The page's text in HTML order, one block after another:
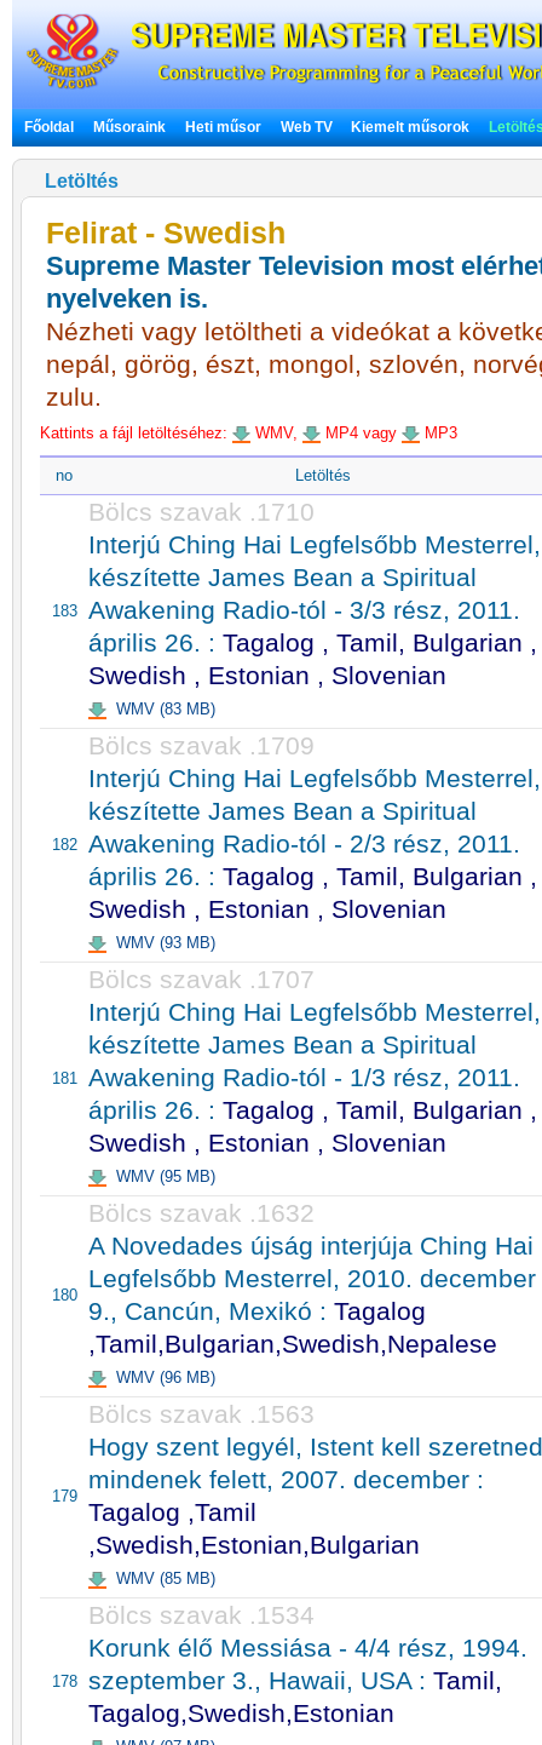
Főoldal Műsoraink Heti műsor Web TV Kiemelt műsorok
Letöltés
Felirat - Swedish
Supreme Master Television most
nyelveken is.
Nézheti vagy letöltheti a videókat a
nepál, görög, észt, mongol, szlovén,
zulu.
Kattints a fájl letöltéséhez: WMV, MP4 vagy MP3
no Letöltés
183
Bölcs szavak .1710
Interjú Ching Hai Legfelsőbb Mesterrel,
készítette James Bean a Spiritual
Awakening Radio-tól - 3/3 rész, 2011.
április 26. : Tagalog , Tamil, Bulgarian ,
Swedish , Estonian , Slovenian
WMV (83 MB)
182
Bölcs szavak .1709
Interjú Ching Hai Legfelsőbb Mesterrel,
készítette James Bean a Spiritual
Awakening Radio-tól - 2/3 rész, 2011.
április 26. : Tagalog , Tamil, Bulgarian ,
Swedish , Estonian , Slovenian
WMV (93 MB)
181
Bölcs szavak .1707
Interjú Ching Hai Legfelsőbb Mesterrel,
készítette James Bean a Spiritual
Awakening Radio-tól - 1/3 rész, 2011.
április 26. : Tagalog , Tamil, Bulgarian ,
Swedish , Estonian , Slovenian
WMV (95 MB)
180
Bölcs szavak .1632
A Novedades újság interjúja Ching Hai
Legfelsőbb Mesterrel, 2010. december
9., Cancún, Mexikó : Tagalog
,Tamil,Bulgarian,Swedish,Nepalese
WMV (96 MB)
179
Bölcs szavak .1563
Hogy szent legyél, Istent kell szeretned
mindenek felett, 2007. december :
Tagalog ,Tamil
,Swedish,Estonian,Bulgarian
WMV (85 MB)
178
Bölcs szavak .1534
Korunk élő Messiása - 4/4 rész, 1994.
szeptember 3., Hawaii, USA : Tamil,
Tagalog,Swedish,Estonian